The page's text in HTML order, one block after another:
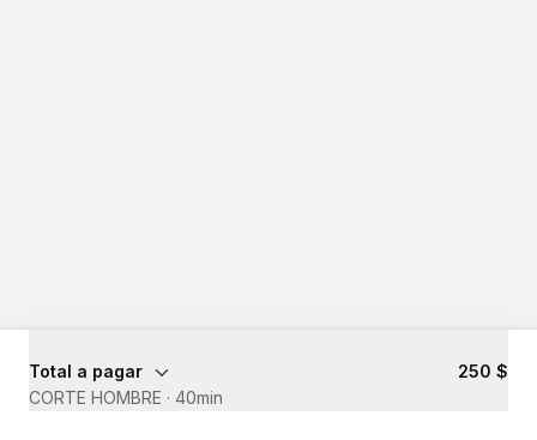
Total a pagar
250 $
CORTE HOMBRE · 40min